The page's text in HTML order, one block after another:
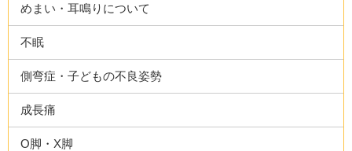
めまい・耳鳴りについて
不眠
側弯症・子どもの不良姿勢
成長痛
O脚・X脚